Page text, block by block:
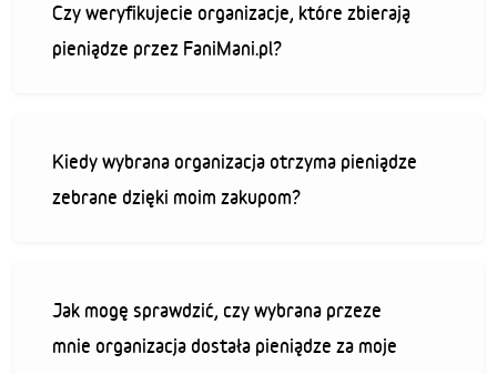
Czy weryfikujecie organizacje, które zbierają
pieniądze przez FaniMani.pl?
Kiedy wybrana organizacja otrzyma pieniądze
zebrane dzięki moim zakupom?
Jak mogę sprawdzić, czy wybrana przeze
mnie organizacja dostała pieniądze za moje